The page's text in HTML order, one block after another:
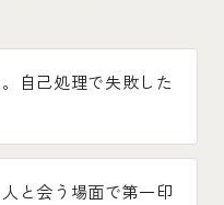
自己処理で失敗した
と会う場面で第一印